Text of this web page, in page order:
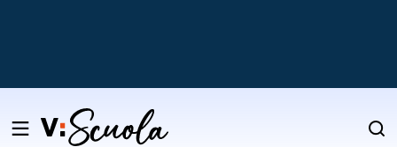
Salta